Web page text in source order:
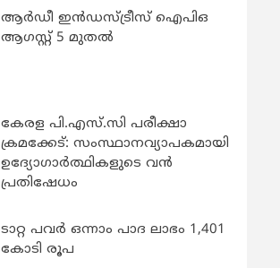
ആർഡീ ഇൻഡസ്ട്രീസ് ഐപിഒ
ആഗസ്റ്റ് 5 മുതൽ
കേരള പി.എസ്.സി പരീക്ഷാ
ക്രമക്കേട്: സംസ്ഥാനവ്യാപകമായി
ഉദ്യോഗാര്‍ത്ഥികളുടെ വന്‍
പ്രതിഷേധം
ടാറ്റ പവർ ഒന്നാം പാദ ലാഭം 1,401
കോടി രൂപ